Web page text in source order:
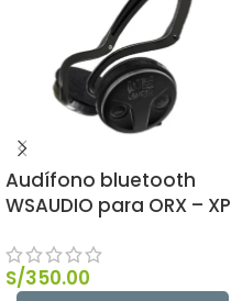
Audífono bluetooth
WSAUDIO para ORX – XP
S/350.00